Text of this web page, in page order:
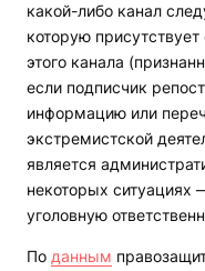
какой-либо канал
которую
этого канала
если подписчик
информацию или
экстремистской
является
некоторых
уголовную
По данным